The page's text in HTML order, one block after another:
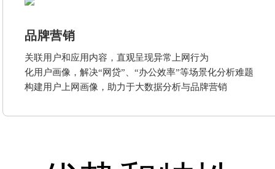
品牌营销
关联用户和应用内容，直观呈现异常上网行为
化用户画像，解决“网贷”、“办公效率”等场景化分析难题
构建用户上网画像，助力于大数据分析与品牌营销